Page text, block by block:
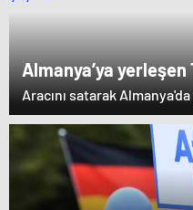
Almanya’ya
aldıklarıyla şaşırttı
Aracını satarak
bin eden arabalarıyla
beyaz eşya aldı hem de
bir arabaya sahip oldu. Kur
görenler şaşkına döndü.